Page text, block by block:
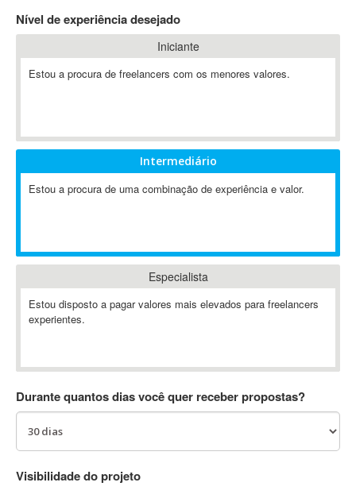
802.11
A&P
A2Billing
ABAP
ABBYY FineReader
Ableton Live
Abstract
Abstract Window Toolkit (AWT)
AC Drives
ACARS
AccountMate
Nível de experiência desejado
Iniciante
Estou a procura de freelancers com os menores valores.
Intermediário
Estou a procura de uma combinação de experiência e valor.
Especialista
Estou disposto a pagar valores mais elevados para freelancers
experientes.
Durante quantos dias você quer receber propostas?
Visibilidade do projeto